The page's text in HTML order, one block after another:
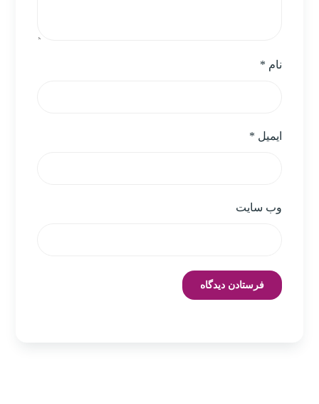
نام *
ایمیل *
وب‌ سایت